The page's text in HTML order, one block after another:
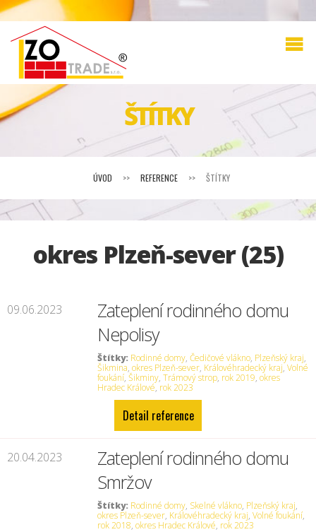
ŠTÍTKY
ÚVOD >> REFERENCE >> ŠTÍTKY
okres Plzeň-sever (25)
09.06.2023
Zateplení rodinného domu
Nepolisy
Štítky: Rodinné domy,Čedičové vlákno, Plzeňský kraj,
Šikmina,okres Plzeň-sever, Královéhradecký kraj,Volné
foukání,Šikminy,Trámový strop, rok 2019,okres
Hradec Králové, rok 2023
Detail reference
20.04.2023
Zateplení rodinného domu
Smržov
Štítky: Rodinné domy, Skelné vlákno, Plzeňský kraj,
okres Plzeň-sever, Královéhradecký kraj,Volné foukání,
rok 2018,okres Hradec Králové, rok 2023